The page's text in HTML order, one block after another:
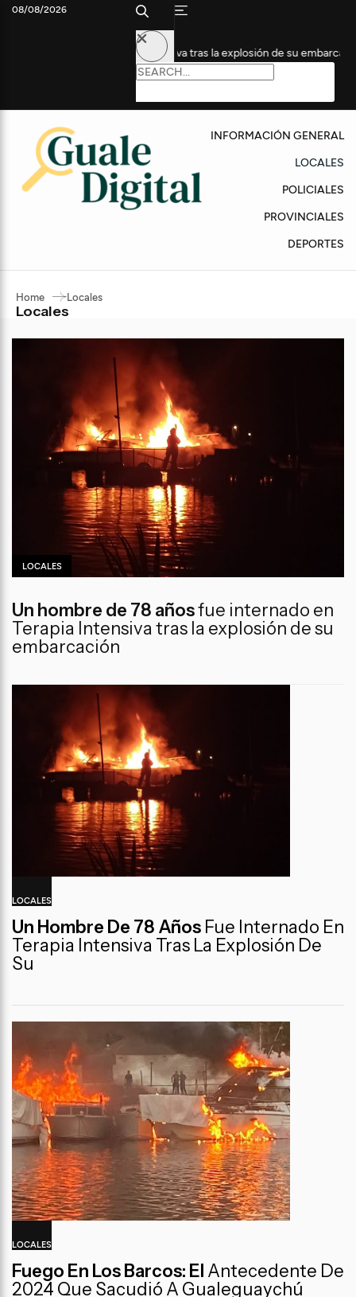
Terapia Intensiva tras la explosión de su embarcación
08/08/2026
INFORMACIÓN GENERAL
LOCALES
POLICIALES
PROVINCIALES
DEPORTES
Home Locales
Locales
LOCALES
Un hombre de 78 añosfue internado en
Terapia Intensiva tras la explosión de su
embarcación
LOCALES
Un Hombre De 78 Años Fue Internado En
Terapia Intensiva Tras La Explosión De
Su
LOCALES
Fuego En Los Barcos: El Antecedente De
2024 Que Sacudió A Gualeguaychú